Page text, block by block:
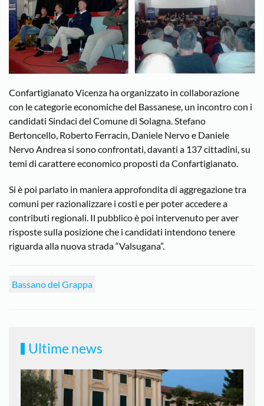
Confartigianato Vicenza ha organizzato in collaborazione
con le categorie economiche del Bassanese, un incontro con i
candidati Sindaci del Comune di Solagna. Stefano
Bertoncello, Roberto Ferracin, Daniele Nervo e Daniele
Nervo Andrea si sono confrontati, davanti a 137 cittadini, su
temi di carattere economico proposti da Confartigianato.
Si è poi parlato in maniera approfondita di aggregazione tra
comuni per razionalizzare i costi e per poter accedere a
contributi regionali. Il pubblico è poi intervenuto per aver
risposte sulla posizione che i candidati intendono tenere
riguarda alla nuova strada “Valsugana”.
Bassano del Grappa
Ultime news